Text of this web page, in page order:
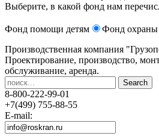
Выберите, в какой фонд нам
Фонд помощи детям Фонд
Производственная компания
Проектирование, производство,
обслуживание, аренда.
8-800-222-99-01
+7(499) 755-88-55
E-mail: